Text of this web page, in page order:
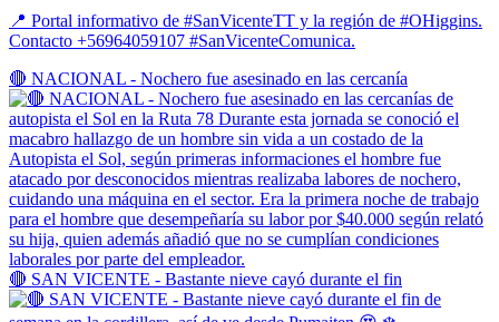
📍 Portal informativo de #SanVicenteTT y la región de #OHiggins.
Contacto +56964059107 #SanVicenteComunica.
🔴 NACIONAL - Nochero fue asesinado en las cercanía
🔴 SAN VICENTE - Bastante nieve cayó durante el fin